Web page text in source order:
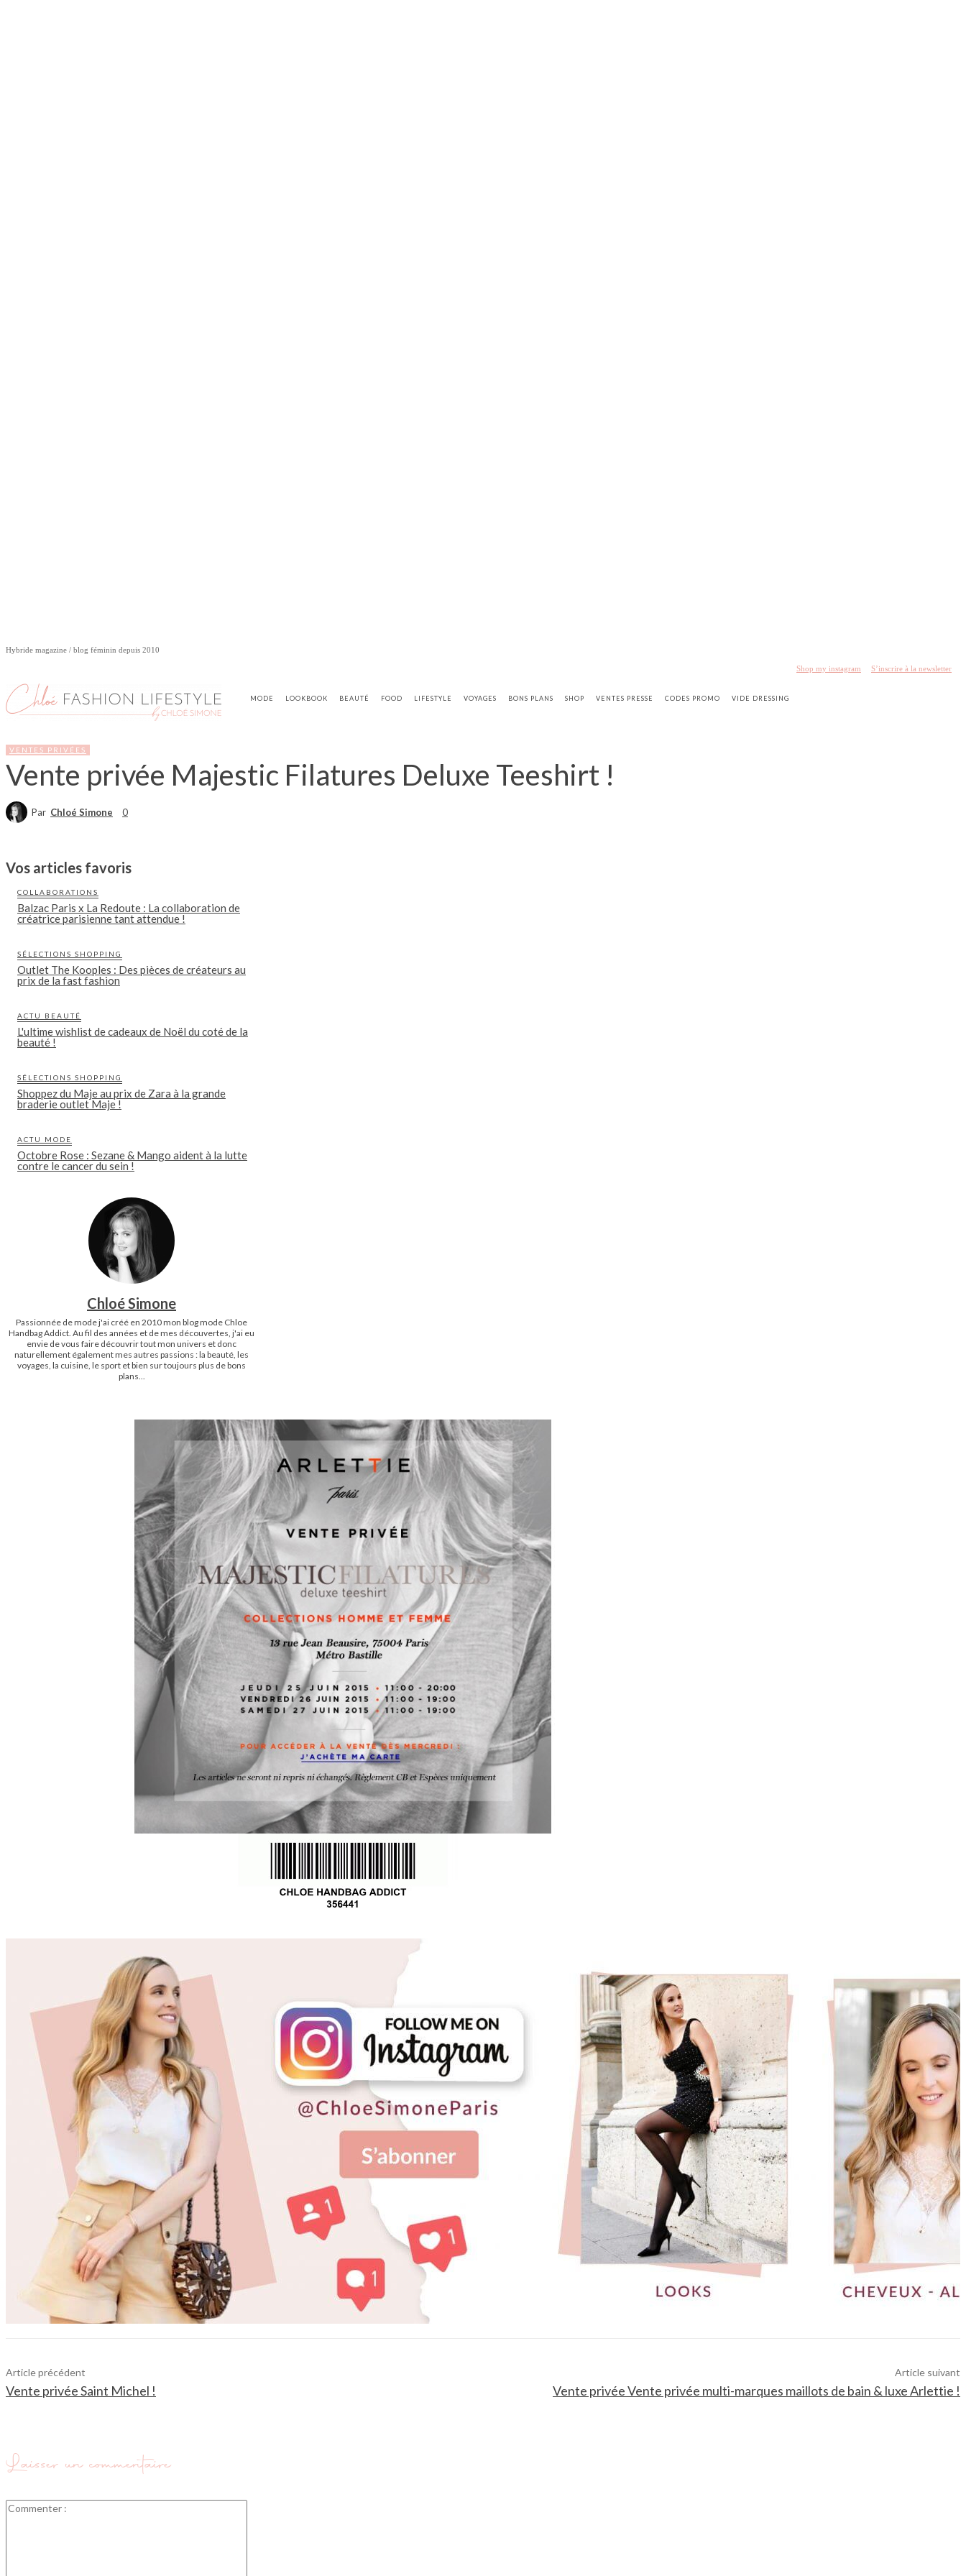
Hybride magazine / blog féminin depuis 2010
Shop my instagram S’inscrire à la newsletter
MODE LOOKBOOK BEAUTÉ FOOD LIFESTYLE VOYAGES BONS PLANS SHOP VENTES PRESSE CODES PROMO VIDE DRESSING
VENTES PRIVÉES
Vente privée Majestic Filatures Deluxe Teeshirt !
Par Chloé Simone 0
Vos articles favoris
COLLABORATIONS
Balzac Paris x La Redoute : La collaboration de
créatrice parisienne tant attendue !
SÉLECTIONS SHOPPING
Outlet The Kooples : Des pièces de créateurs au
prix de la fast fashion
ACTU BEAUTÉ
L'ultime wishlist de cadeaux de Noël du coté de la
beauté !
SÉLECTIONS SHOPPING
Shoppez du Maje au prix de Zara à la grande
braderie outlet Maje !
ACTU MODE
Octobre Rose : Sezane & Mango aident à la lutte
contre le cancer du sein !
Chloé Simone
Passionnée de mode j'ai créé en 2010 mon blog mode Chloe
Handbag Addict. Au fil des années et de mes découvertes, j'ai eu
envie de vous faire découvrir tout mon univers et donc
naturellement également mes autres passions : la beauté, les
voyages, la cuisine, le sport et bien sur toujours plus de bons
plans...
Article précédent
Vente privée Saint Michel !
Article suivant
Vente privée Vente privée multi-marques maillots de bain & luxe Arlettie !
Laisser un commentaire